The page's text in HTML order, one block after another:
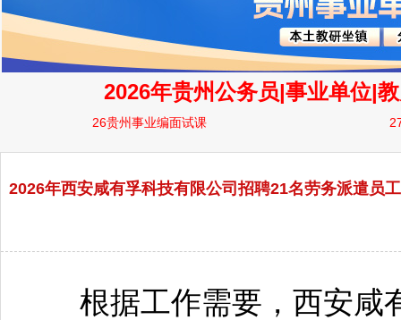
2026年西安咸有孚科技有限公司招聘21名劳务派遣员
根据工作需要，西安咸